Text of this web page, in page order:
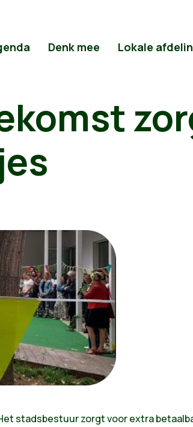
Denk mee Lokale
stadsbestuur zorgt voor extra